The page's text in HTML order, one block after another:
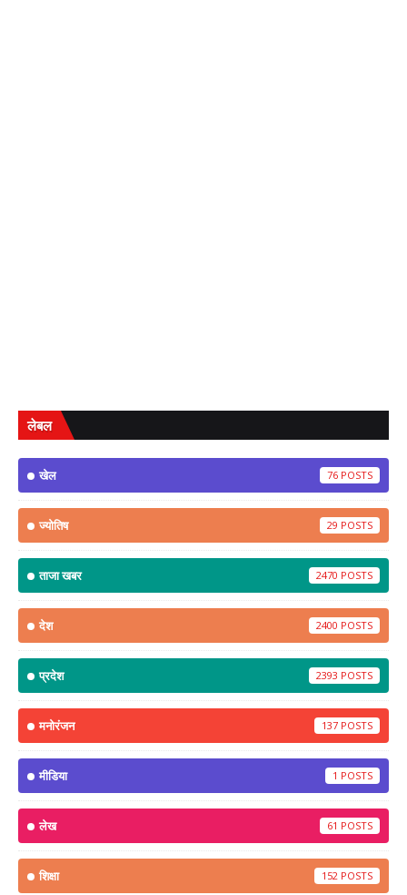
लेबल
खेल 76
ज्योतिष 29
ताजा खबर 2470
देश 2400
प्रदेश 2393
मनोरंजन 137
मीडिया 1
लेख 61
शिक्षा 152